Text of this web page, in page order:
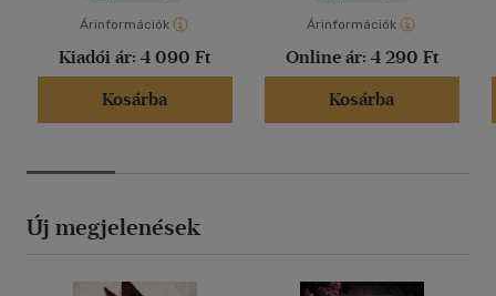
Árinformációk
Kiadói ár: 4 090 Ft
Kosárba
Árinformációk
Online ár: 4 290 Ft
Kosárba
Új megjelenések